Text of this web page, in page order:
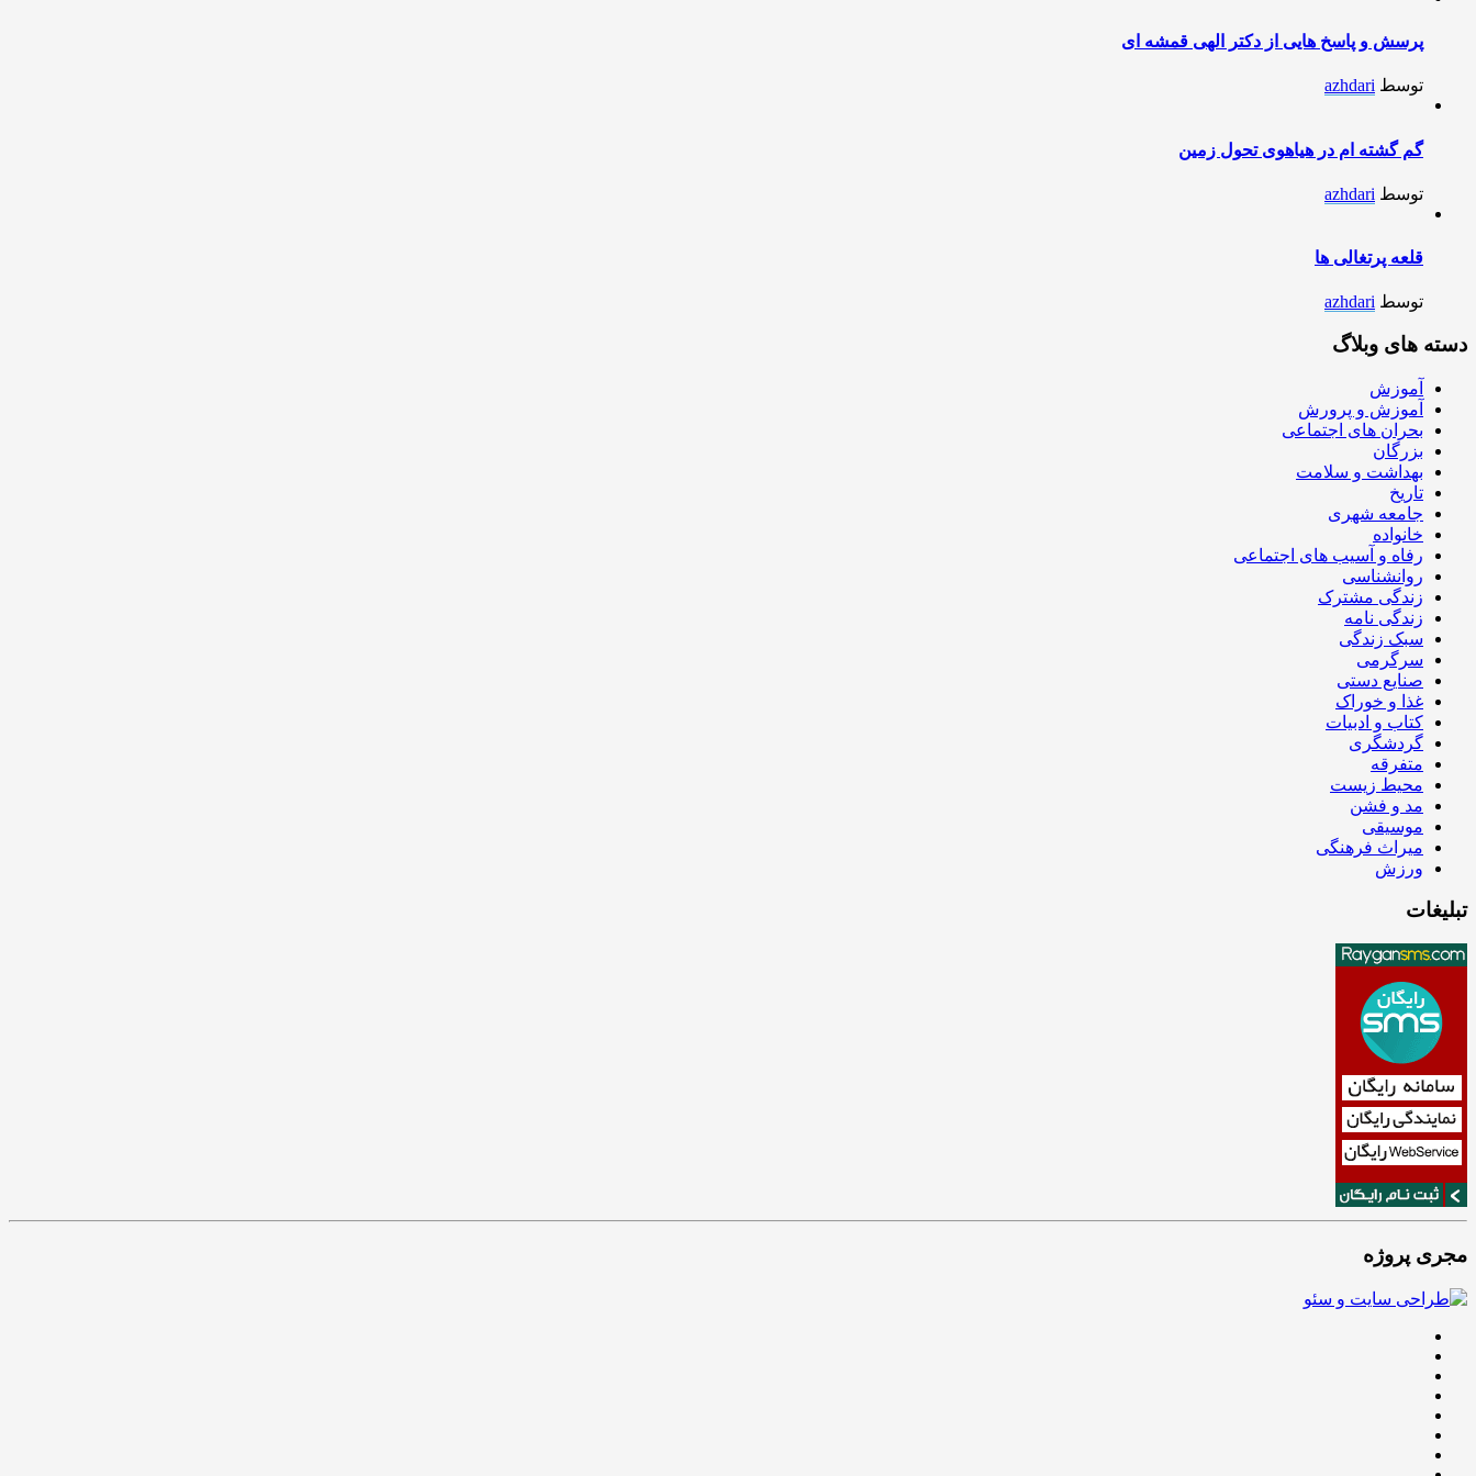
پرسش و پاسخ هایی از دکتر الهی قمشه ای
توسط azhdari
گم گشته ام در هیاهوی تحول زمین
توسط azhdari
قلعه پرتغالی ها
توسط azhdari
دسته های وبلاگ
آموزش
آموزش و پرورش
بحران های اجتماعی
بزرگان
بهداشت و سلامت
تاریخ
جامعه شهری
خانواده
رفاه و آسیب های اجتماعی
روانشناسی
زندگی مشترک
زندگی نامه
سبک زندگی
سرگرمی
صنایع دستی
غذا و خوراک
کتاب و ادبیات
گردشگری
متفرقه
محیط زیست
مد و فشن
موسیقی
میراث فرهنگی
ورزش
تبلیغات
مجری پروژه